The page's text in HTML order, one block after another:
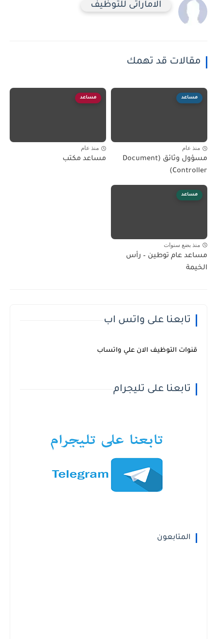
الاماراتى للتوظيف
مقالات قد تهمك
مساعد
منذ عام
مسؤول وثائق (Document
Controller)
مساعد
منذ عام
مساعد مكتب
مساعد
منذ بضع سنوات
مساعد عام توطين – رأس
الخيمة
تابعنا على واتس اب
قنوات التوظيف الان علي واتساب
تابعنا على تليجرام
المتابعون